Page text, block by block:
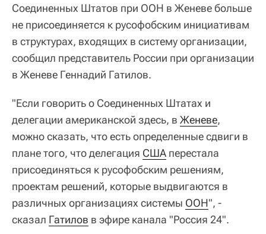
Соединенных Штатов при ООН в Женеве больше
не присоединяется к русофобским инициативам
в структурах, входящих в систему организации,
сообщил представитель России при организации
в Женеве Геннадий Гатилов.
"Если говорить о Соединенных Штатах и
делегации американской здесь, в Женеве,
можно сказать, что есть определенные сдвиги в
плане того, что делегация США перестала
присоединяться к русофобским решениям,
проектам решений, которые выдвигаются в
различных организациях системы ООН", -
сказал Гатилов в эфире канала "Россия 24".